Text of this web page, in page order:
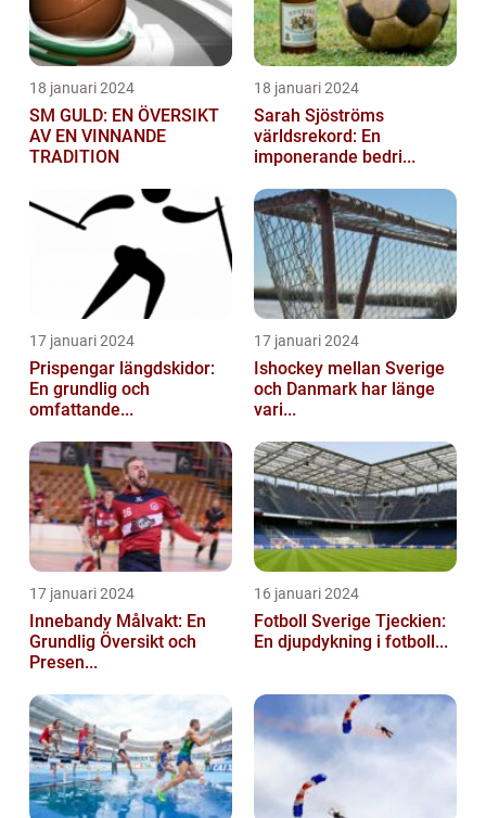
18 januari 2024
SM GULD: EN ÖVERSIKT
AV EN VINNANDE
TRADITION
18 januari 2024
Sarah Sjöströms
världsrekord: En
imponerande bedri...
17 januari 2024
Prispengar längdskidor:
En grundlig och
omfattande...
17 januari 2024
Ishockey mellan Sverige
och Danmark har länge
vari...
17 januari 2024
Innebandy Målvakt: En
Grundlig Översikt och
Presen...
16 januari 2024
Fotboll Sverige Tjeckien:
En djupdykning i fotboll...